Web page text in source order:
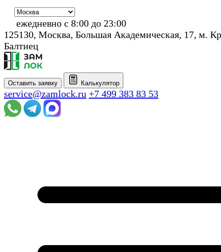
ежедневно с 8:00 до 23:00
125130, Москва, Большая Академическая, 17, м.
Балтиец
Оставить заявку Калькулятор
service@zamlock.ru +7 499 383 83 53